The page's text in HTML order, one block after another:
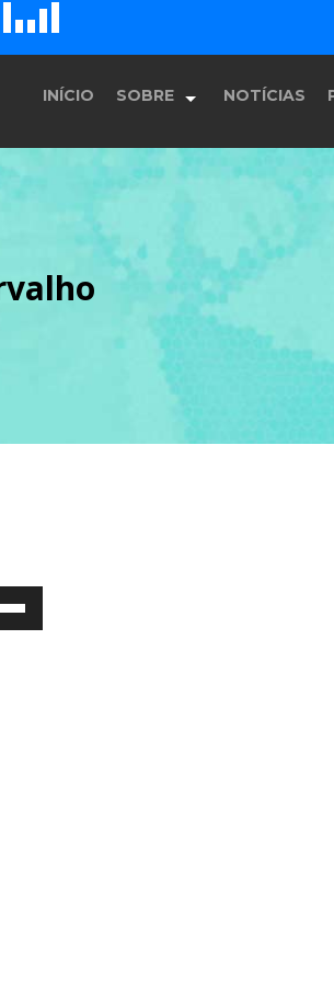
D
E F G
H
INÍCIO SOBRE
História
Equipe
Programação
NOTÍCIAS